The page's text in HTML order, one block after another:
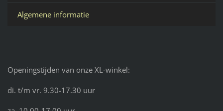
Algemene informatie
Openingstijden van onze XL-winkel:
di. t/m vr. 9.30-17.30 uur